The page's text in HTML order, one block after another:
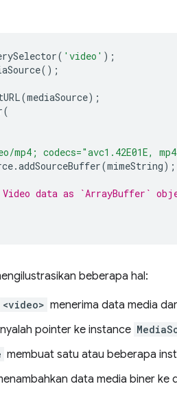
( 'video' );
();
(mediaSource);
(
mp4; codecs="avc1.42E01E,
.addSourceBuffer(mimeString);
data as `ArrayBuffer`
beberapa hal:
<video> menerima data media
pointer ke instance
membuat satu atau beberapa
data media biner ke